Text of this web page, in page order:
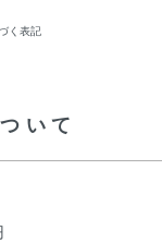
く表記
いて